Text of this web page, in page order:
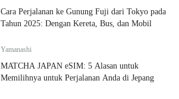
Cara Perjalanan ke Gunung Fuji dari Tokyo pada
Tahun 2025: Dengan Kereta, Bus, dan Mobil
Yamanashi
MATCHA JAPAN eSIM: 5 Alasan untuk
Memilihnya untuk Perjalanan Anda di Jepang